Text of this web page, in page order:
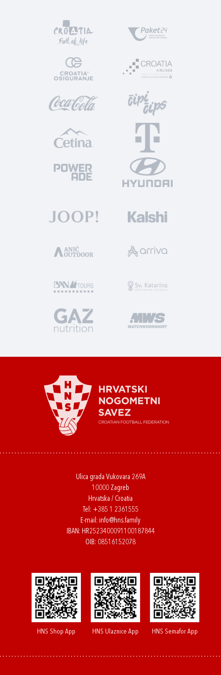
Ulica grada Vukovara 269A
10000 Zagreb
Hrvatska / Croatia
Tel: +385 1 2361555
E-mail: info@hns.family
IBAN: HR2523400091100187844
OIB: 08516152078
HNS Shop App HNS Ulaznice App HNS Semafor App